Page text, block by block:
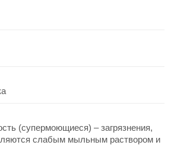
(супермоющиеся) – загрязнения,
слабым мыльным раствором и